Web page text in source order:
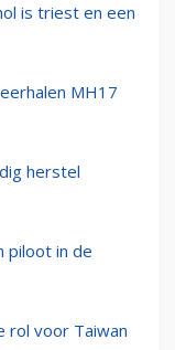
is triest en een
MH17
herstel
piloot in de
rol voor Taiwan